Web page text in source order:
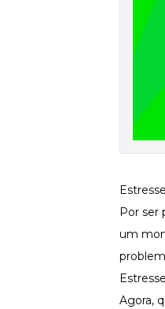
Por ser
um
Agora,